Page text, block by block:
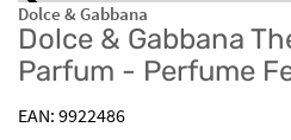
Dolce & Gabbana
Dolce & Gabbana
Parfum - Perfume
9922486